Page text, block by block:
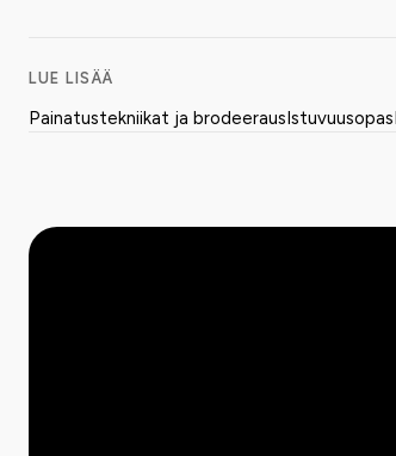
LUE LISÄÄ
Painatustekniikat ja brodeerausIstuvuusopas